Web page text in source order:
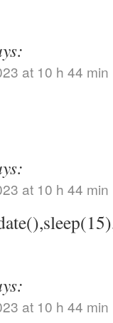
at 10 h 44 min
at 10 h 44 min
at 10 h 44 min